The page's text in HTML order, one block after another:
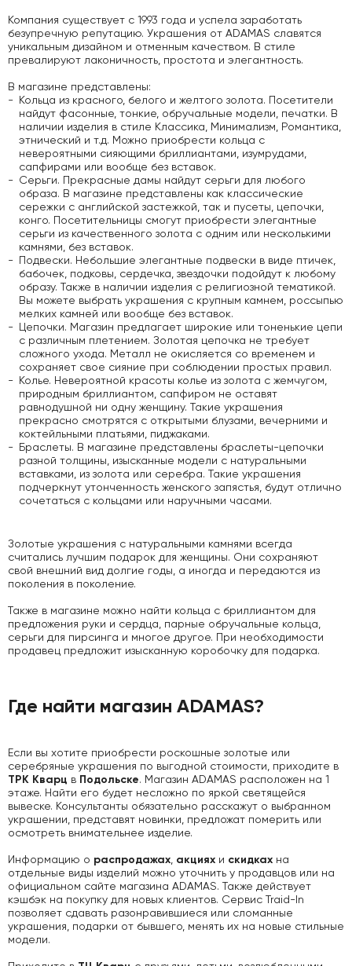
Компания существует с 1993 года и успела заработать
безупречную репутацию. Украшения от ADAMAS славятся
уникальным дизайном и отменным качеством. В стиле
превалируют лаконичность, простота и элегантность.
В магазине представлены:
Кольца из красного, белого и желтого золота. Посетители
найдут фасонные, тонкие, обручальные модели, печатки. В
наличии изделия в стиле Классика, Минимализм, Романтика,
этнический и т.д. Можно приобрести кольца с
невероятными сияющими бриллиантами, изумрудами,
сапфирами или вообще без вставок.
Серьги. Прекрасные дамы найдут серьги для любого
образа. В магазине представлены как классические
сережки с английской застежкой, так и пусеты, цепочки,
конго. Посетительницы смогут приобрести элегантные
серьги из качественного золота с одним или несколькими
камнями, без вставок.
Подвески. Небольшие элегантные подвески в виде птичек,
бабочек, подковы, сердечка, звездочки подойдут к любому
образу. Также в наличии изделия с религиозной тематикой.
Вы можете выбрать украшения с крупным камнем, россыпью
мелких камней или вообще без вставок.
Цепочки. Магазин предлагает широкие или тоненькие цепи
с различным плетением. Золотая цепочка не требует
сложного ухода. Металл не окисляется со временем и
сохраняет свое сияние при соблюдении простых правил.
Колье. Невероятной красоты колье из золота с жемчугом,
природным бриллиантом, сапфиром не оставят
равнодушной ни одну женщину. Такие украшения
прекрасно смотрятся с открытыми блузами, вечерними и
коктейльными платьями, пиджаками.
Браслеты. В магазине представлены браслеты-цепочки
разной толщины, изысканные модели с натуральными
вставками, из золота или серебра. Такие украшения
подчеркнут утонченность женского запястья, будут отлично
сочетаться с кольцами или наручными часами.
Золотые украшения с натуральными камнями всегда
считались лучшим подарок для женщины. Они сохраняют
свой внешний вид долгие годы, а иногда и передаются из
поколения в поколение.
Также в магазине можно найти кольца с бриллиантом для
предложения руки и сердца, парные обручальные кольца,
серьги для пирсинга и многое другое. При необходимости
продавец предложит изысканную коробочку для подарка.
Где найти магазин ADAMAS?
Если вы хотите приобрести роскошные золотые или
серебряные украшения по выгодной стоимости, приходите в
ТРК Кварц в Подольске. Магазин ADAMAS расположен на 1
этаже. Найти его будет несложно по яркой светящейся
вывеске. Консультанты обязательно расскажут о выбранном
украшении, представят новинки, предложат померить или
осмотреть внимательнее изделие.
Информацию о распродажах акциях и скидках на
отдельные виды изделий можно уточнить у продавцов или на
официальном сайте магазина ADAMAS. Также действует
кэшбэк на покупку для новых клиентов. Сервис Traid-In
позволяет сдавать разонравившиеся или сломанные
украшения, подарки от бывшего, менять их на новые стильные
модели.